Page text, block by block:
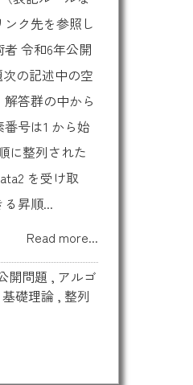
ク先を参照し
令和6年公開
の記述中の空
答群の中から
号は1 から始
に整列された
を受け取
る昇順...
Read more...
開問題 , アルゴ
基礎理論 , 整列